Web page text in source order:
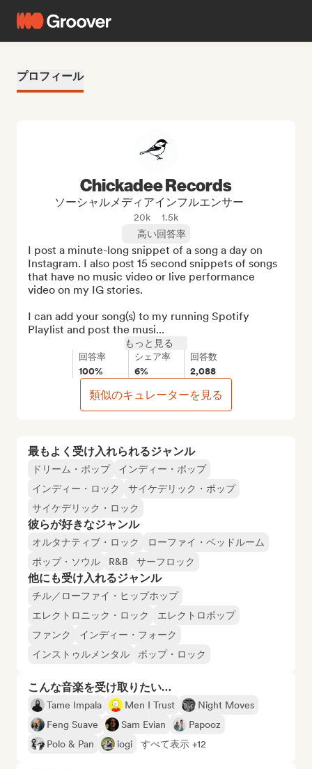
プロフィール
最もよく受け入れられるジャンル
ドリーム・ポップ
インディー・ポップ
インディー・ロック
サイケデリック・ポップ
サイケデリック・ロック
彼らが好きなジャンル
オルタナティブ・ロック
ローファイ・ベッドルーム
ポップ・ソウル
R&B サーフロック
他にも受け入れるジャンル
チル／ローファイ・ヒップホップ
エレクトロニック・ロック
エレクトロポップ
ファンク
インディー・フォーク
インストゥルメンタル
ポップ・ロック
こんな音楽を受け取りたい…
Tame Impala Men I Trust
Night Moves
Feng Suave
Sam Evian
Papooz
Polo & Pan
iogi すべて表示 +12
Chickadee Records
ソーシャルメディアインフルエンサー
20k
1.5k
高い回答率
I post a minute-long snippet of a song a day on
Instagram. I also post 15 second snippets of songs
that have no music video or live performance
video on my IG stories.
I can add your song(s) to my running Spotify
Playlist and post the musi...
もっと見る
回答率
100%
シェア率
6%
回答数
2,088
類似のキュレーターを見る